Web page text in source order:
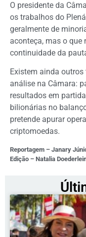
O presidente da
os trabalhos do
geralmente de
aconteça, mas o que
continuidade da
Existem ainda outros
análise na Câmara:
resultados em
bilionárias no
pretende apurar
criptomoedas.
Reportagem – Janary
Edição – Natalia